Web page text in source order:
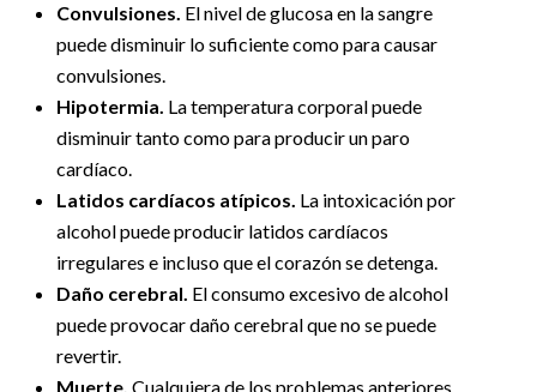
Convulsiones. El nivel de glucosa en la sangre
puede disminuir lo suficiente como para causar
convulsiones.
Hipotermia. La temperatura corporal puede
disminuir tanto como para producir un paro
cardíaco.
Latidos cardíacos atípicos. La intoxicación por
alcohol puede producir latidos cardíacos
irregulares e incluso que el corazón se detenga.
Daño cerebral. El consumo excesivo de alcohol
puede provocar daño cerebral que no se puede
revertir.
Muerte. Cualquiera de los problemas anteriores